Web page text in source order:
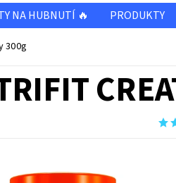
NA HUBNUTÍ 🔥 PRODUKTY
ZBOŽÍ PŘED A PO EXPIRACI
300g